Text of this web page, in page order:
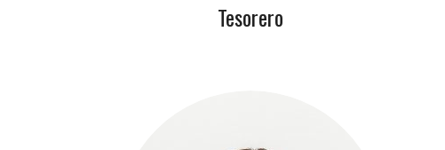
Tesorero